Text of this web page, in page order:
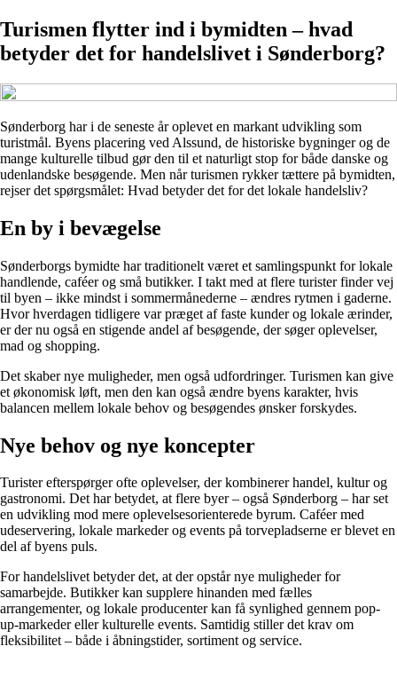
Turismen flytter ind i bymidten – hvad
betyder det for handelslivet i Sønderborg?
Sønderborg har i de seneste år oplevet en markant udvikling som
turistmål. Byens placering ved Alssund, de historiske bygninger og de
mange kulturelle tilbud gør den til et naturligt stop for både danske og
udenlandske besøgende. Men når turismen rykker tættere på bymidten,
rejser det spørgsmålet: Hvad betyder det for det lokale handelsliv?
En by i bevægelse
Sønderborgs bymidte har traditionelt været et samlingspunkt for lokale
handlende, caféer og små butikker. I takt med at flere turister finder vej
til byen – ikke mindst i sommermånederne – ændres rytmen i gaderne.
Hvor hverdagen tidligere var præget af faste kunder og lokale ærinder,
er der nu også en stigende andel af besøgende, der søger oplevelser,
mad og shopping.
Det skaber nye muligheder, men også udfordringer. Turismen kan give
et økonomisk løft, men den kan også ændre byens karakter, hvis
balancen mellem lokale behov og besøgendes ønsker forskydes.
Nye behov og nye koncepter
Turister efterspørger ofte oplevelser, der kombinerer handel, kultur og
gastronomi. Det har betydet, at flere byer – også Sønderborg – har set
en udvikling mod mere oplevelsesorienterede byrum. Caféer med
udeservering, lokale markeder og events på torvepladserne er blevet en
del af byens puls.
For handelslivet betyder det, at der opstår nye muligheder for
samarbejde. Butikker kan supplere hinanden med fælles
arrangementer, og lokale producenter kan få synlighed gennem pop-
up-markeder eller kulturelle events. Samtidig stiller det krav om
fleksibilitet – både i åbningstider, sortiment og service.